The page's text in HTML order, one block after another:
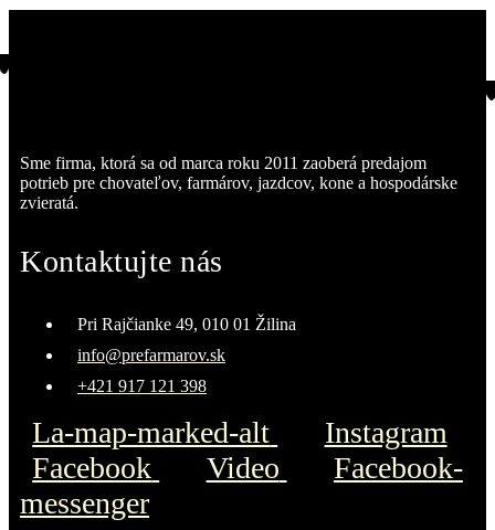
Sme firma, ktorá sa od marca roku 2011 zaoberá predajom
potrieb pre chovateľov, farmárov, jazdcov, kone a hospodárske
zvieratá.
Kontaktujte nás
Pri Rajčianke 49, 010 01 Žilina
info@prefarmarov.sk
+421 917 121 398
La-map-marked-alt
Instagram
Facebook
Video
Facebook-
messenger